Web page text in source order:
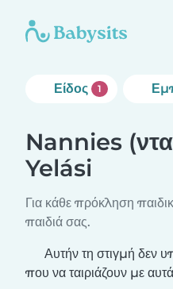
Είδος 1
Nannies
Yelási
Για κάθε πρόκληση
παιδιά σας.
Αυτήν τη στιγμή δεν
που να ταιριάζουν με